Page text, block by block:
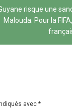
Guyane risque une
Malouda. Pour la
avec *